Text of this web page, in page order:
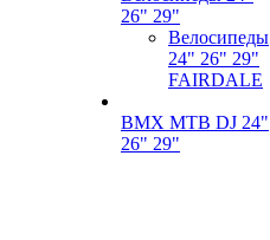
26" 29"
Велосипеды
24" 26" 29"
FAIRDALE
BMX MTB DJ 24"
26" 29"